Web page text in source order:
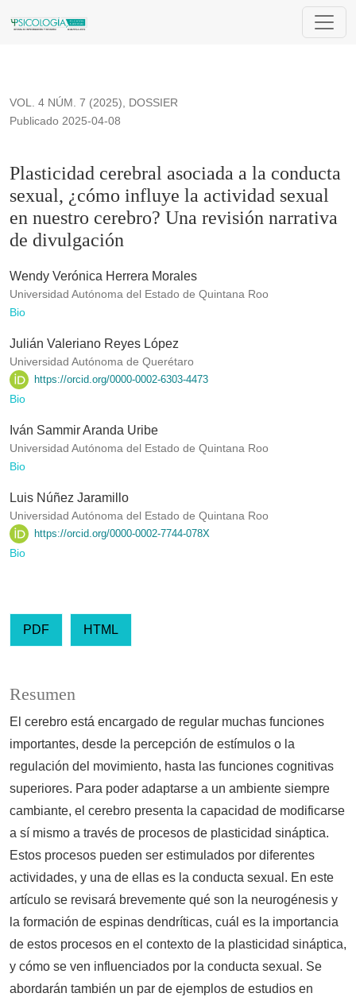
Plasticidad cerebral asociada a la conducta sexual, ¿cómo
VOL. 4 NÚM. 7 (2025), DOSSIER
Plasticidad cerebral asociada a la conducta
sexual, ¿cómo influye la actividad sexual
en nuestro cerebro? Una revisión narrativa
de divulgación
Publicado 2025-04-08
Wendy Verónica Herrera Morales
Universidad Autónoma del Estado de Quintana Roo
Bio
Julián Valeriano Reyes López
Universidad Autónoma de Querétaro
https://orcid.org/0000-0002-6303-4473
Bio
Iván Sammir Aranda Uribe
Universidad Autónoma del Estado de Quintana Roo
Bio
Luis Núñez Jaramillo
Universidad Autónoma del Estado de Quintana Roo
https://orcid.org/0000-0002-7744-078X
Bio
PDF HTML
Resumen
El cerebro está encargado de regular muchas funciones
importantes, desde la percepción de estímulos o la
regulación del movimiento, hasta las funciones cognitivas
superiores. Para poder adaptarse a un ambiente siempre
cambiante, el cerebro presenta la capacidad de modificarse
a sí mismo a través de procesos de plasticidad sináptica.
Estos procesos pueden ser estimulados por diferentes
actividades, y una de ellas es la conducta sexual. En este
artículo se revisará brevemente qué son la neurogénesis y
la formación de espinas dendríticas, cuál es la importancia
de estos procesos en el contexto de la plasticidad sináptica,
y cómo se ven influenciados por la conducta sexual. Se
abordarán también un par de ejemplos de estudios en